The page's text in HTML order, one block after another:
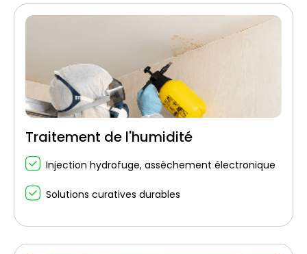
Traitement de l'humidité
Injection hydrofuge, assèchement électronique
Solutions curatives durables